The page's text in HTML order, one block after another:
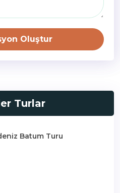
Oluştur
Turlar
Batum Turu